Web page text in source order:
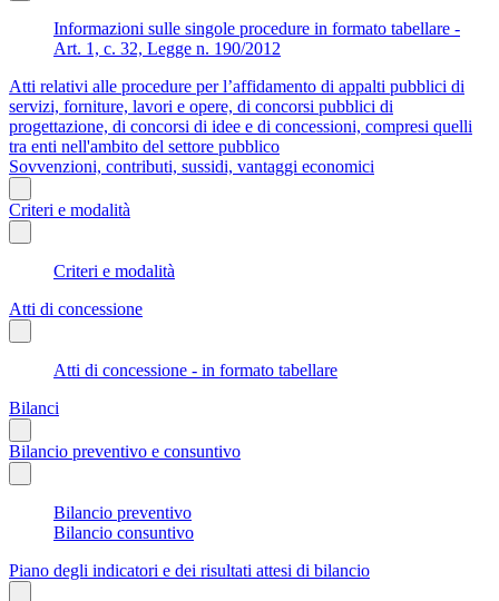
Informazioni sulle singole procedure in formato tabellare -
Art. 1, c. 32, Legge n. 190/2012
Atti relativi alle procedure per l’affidamento di appalti pubblici di
servizi, forniture, lavori e opere, di concorsi pubblici di
progettazione, di concorsi di idee e di concessioni, compresi quelli
tra enti nell'ambito del settore pubblico
Sovvenzioni, contributi, sussidi, vantaggi economici
Criteri e modalità
Criteri e modalità
Atti di concessione
Atti di concessione - in formato tabellare
Bilanci
Bilancio preventivo e consuntivo
Bilancio preventivo
Bilancio consuntivo
Piano degli indicatori e dei risultati attesi di bilancio